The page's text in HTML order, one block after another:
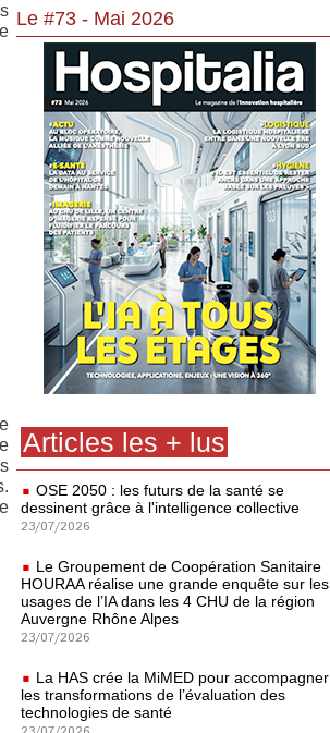
Le #73 - Mai 2026
Articles les + lus
OSE 2050 : les futurs de la santé se
dessinent grâce à l'intelligence collective
23/07/2026
Le Groupement de Coopération Sanitaire
HOURAA réalise une grande enquête sur les
usages de l’IA dans les 4 CHU de la région
Auvergne Rhône Alpes
23/07/2026
La HAS crée la MiMED pour accompagner
les transformations de l’évaluation des
technologies de santé